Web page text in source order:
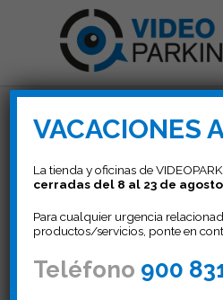
para
VACACIONES
La tienda y oficinas de
cerradas del 8 al 23 de agosto
Para cualquier urgencia
productos/servicios, ponte en
Teléfono 900